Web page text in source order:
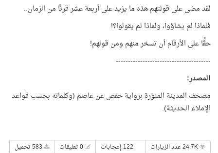
لقد مضى على قولتهم هذه ما يزيد على أربعة عشر قرنًا من الزمان..
فلماذا لم يشاؤوا، ولماذا لم يقولوا؟!
حقًّا على الأرقام أن تسخر منهم ومن قولهم!
---------------------------------------
المصدر:
مصحف المدينة المنوّرة برواية حفص عن عاصم (وكلماته بحسب قواعد
الإملاء الحديثة).
122 إعجابات